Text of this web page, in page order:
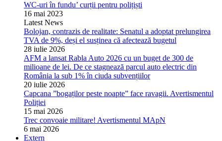
WC-uri în fundu’ curții pentru polițiști
16 mai 2023
Latest News
Bolojan, contrazis de realitate: Senatul a adoptat prelungirea
TVA de 9%, deși el susținea că afectează bugetul
28 iulie 2026
AFM a lansat Rabla Auto 2026 cu un buget de 300 de
milioane de lei. De ce stagnează parcul auto electric din
România la sub 1% în ciuda subvențiilor
20 iulie 2026
Capcana ”bogaților peste noapte” face ravagii. Avertismentul
Poliției
15 mai 2026
Trec convoaie militare! Avertismentul MApN
6 mai 2026
Extern